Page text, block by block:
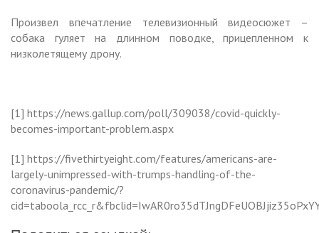
Произвел впечатление телевизионный видеосюжет –
собака гуляет на длинном поводке, прицепленном к
низколетящему дрону.
[1] https://news.gallup.com/poll/309038/covid-quickly-
becomes-important-problem.aspx
[1] https://fivethirtyeight.com/features/americans-are-
largely-unimpressed-with-trumps-handling-of-the-
coronavirus-pandemic/?